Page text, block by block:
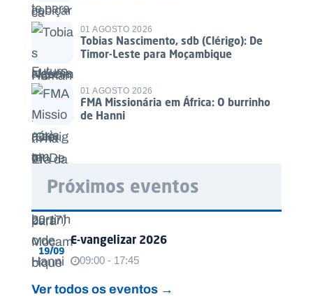
01 AGOSTO 2026
Tobias Nascimento, sdb (Clérigo): De
Timor-Leste para Moçambique
01 AGOSTO 2026
FMA Missionária em África: O burrinho
de Hanni
Próximos eventos
19/09
E-vangelizar 2026
09:00 - 17:45
Ver todos os eventos →